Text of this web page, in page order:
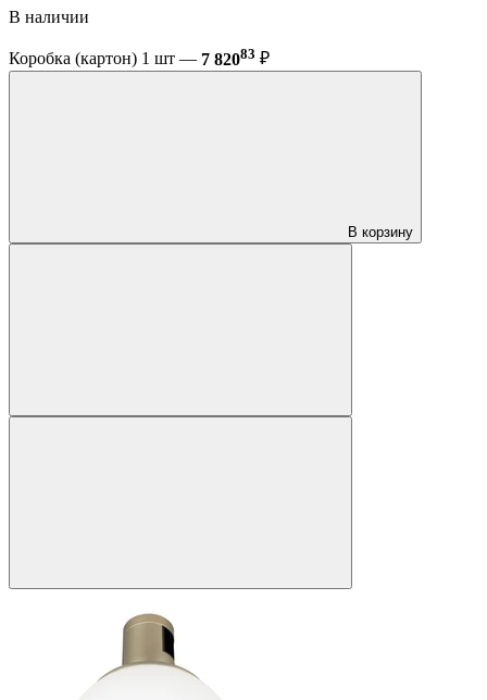
В наличии
Коробка (картон) 1 шт — 7 82083 ₽
В корзину